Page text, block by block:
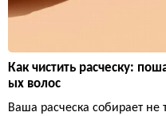
Как чистить расческу:
ых волос
Ваша расческа собирает не